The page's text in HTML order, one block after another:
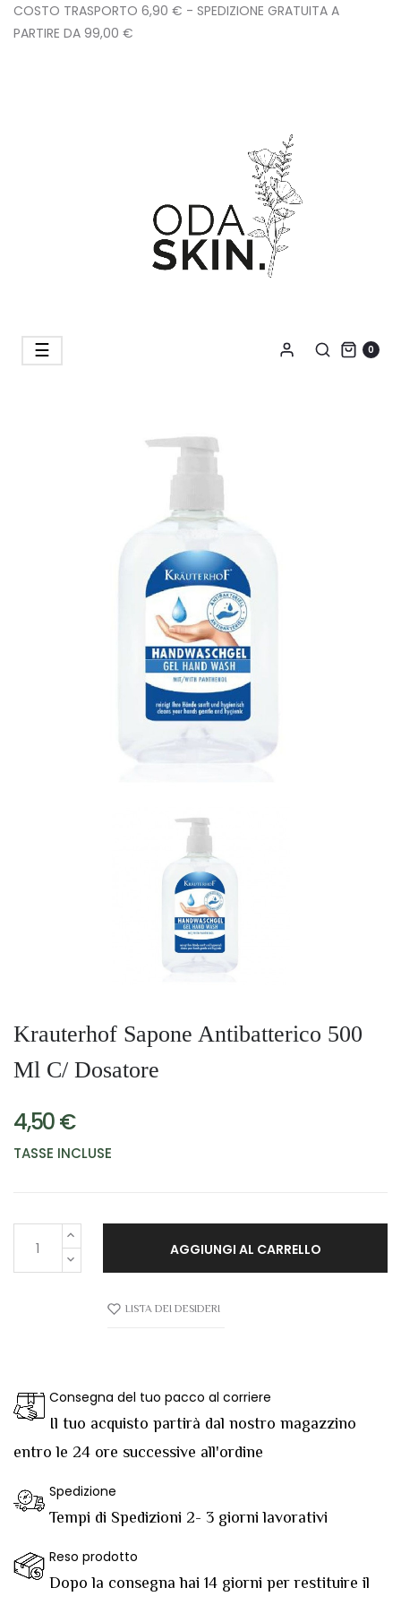
COSTO TRASPORTO 6,90 € - SPEDIZIONE GRATUITA A
PARTIRE DA 99,00 €
navigazione
Toggle
☰ 0
Krauterhof Sapone Antibatterico 500
Ml C/ Dosatore
4,50 €
TASSE INCLUSE
AGGIUNGI AL CARRELLO
LISTA DEI DESIDERI
Consegna del tuo pacco al corriere
Il tuo acquisto partirà dal nostro magazzino
entro le 24 ore successive all'ordine
Spedizione
Tempi di Spedizioni 2- 3 giorni lavorativi
Reso prodotto
Dopo la consegna hai 14 giorni per restituire il